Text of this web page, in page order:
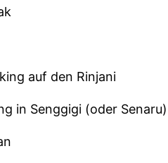
auf den Rinjani
in Senggigi (oder Senaru)